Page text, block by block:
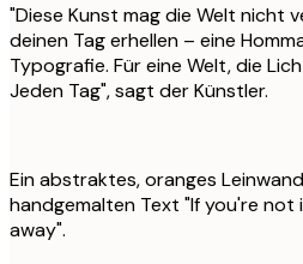
"Diese Kunst mag die Welt nicht
deinen Tag erhellen – eine
Typografie. Für eine Welt, die
Jeden Tag", sagt der Künstler.
Ein abstraktes, oranges
handgemalten Text "If you're
away".